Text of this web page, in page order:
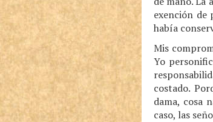
exención de
había
Mis
Yo
costado.
dama, cosa
caso, las